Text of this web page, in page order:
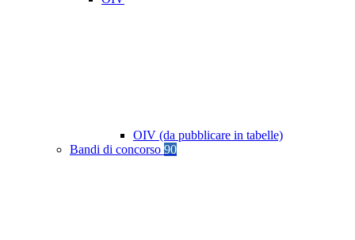
OIV (da pubblicare in tabelle)
Bandi di concorso 90